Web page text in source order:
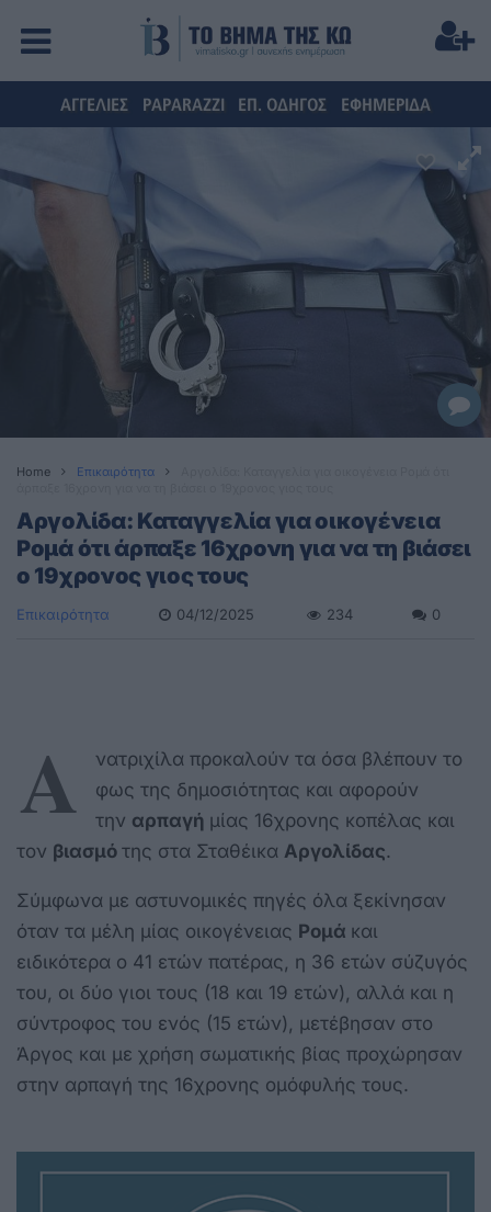
ΑΓΓΕΛΙΕΣ PAPARAZZI ΕΠ. ΟΔΗΓΟΣ ΕΦΗΜΕΡΙΔΑ
Home Επικαιρότητα
Αργολίδα: Καταγγελία για οικογένεια
Ρομά ότι άρπαξε 16χρονη για να τη βιάσει
ο 19χρονος γιος τους
Επικαιρότητα 04/12/2025 234 0
Α
νατριχίλα προκαλούν τα όσα βλέπουν το
φως της δημοσιότητας και αφορούν
την αρπαγή μίας 16χρονης κοπέλας και
τον βιασμό της στα Σταθέικα Αργολίδας.
Σύμφωνα με αστυνομικές πηγές όλα ξεκίνησαν
όταν τα μέλη μίας οικογένειας Ρομά και
ειδικότερα ο 41 ετών πατέρας, η 36 ετών σύζυγός
του, οι δύο γιοι τους (18 και 19 ετών), αλλά και η
σύντροφος του ενός (15 ετών), μετέβησαν στο
Άργος και με χρήση σωματικής βίας προχώρησαν
στην αρπαγή της 16χρονης ομόφυλής τους.